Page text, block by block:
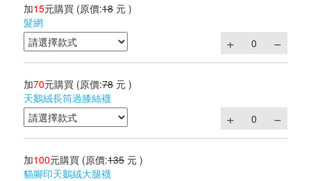
加15元購買 (原價:18 元 )
髮網
加70元購買 (原價:78 元 )
天鵝絨長筒過膝絲襪
加100元購買 (原價:135 元 )
貓腳印天鵝絨大腿襪